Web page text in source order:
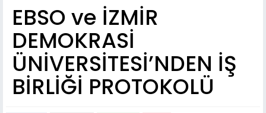
EBSO ve İZMİR
DEMOKRASİ
ÜNİVERSİTESİ’NDEN İŞ
BİRLİĞİ PROTOKOLÜ